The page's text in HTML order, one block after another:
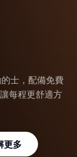
士，配備免費
每程更舒適方
更多